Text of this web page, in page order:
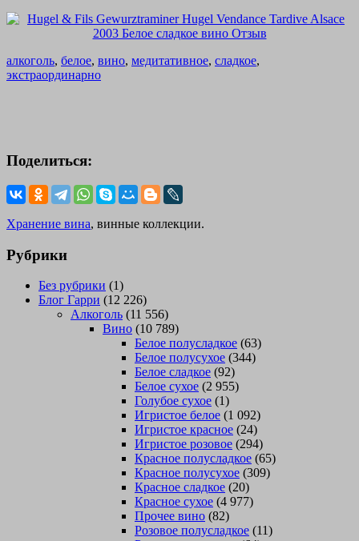
алкоголь, белое, вино, медитативное, сладкое,
экстраординарно
Поделиться:
Хранение вина, винные коллекции.
Рубрики
Без рубрики (1)
Блог Гарри (12 226)
Алкоголь (11 556)
Вино (10 789)
Белое полусладкое (63)
Белое полусухое (344)
Белое сладкое (92)
Белое сухое (2 955)
Голубое сухое (1)
Игристое белое (1 092)
Игристое красное (24)
Игристое розовое (294)
Красное полусладкое (65)
Красное полусухое (309)
Красное сладкое (20)
Красное сухое (4 977)
Прочее вино (82)
Розовое полусладкое (11)